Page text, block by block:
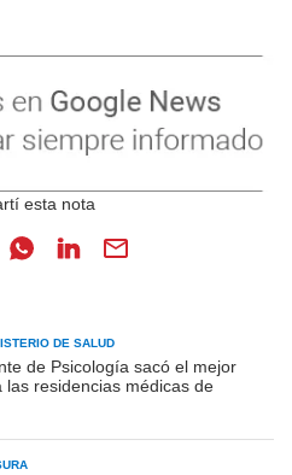
DE SALUD
de Psicología sacó el mejor
las residencias médicas de